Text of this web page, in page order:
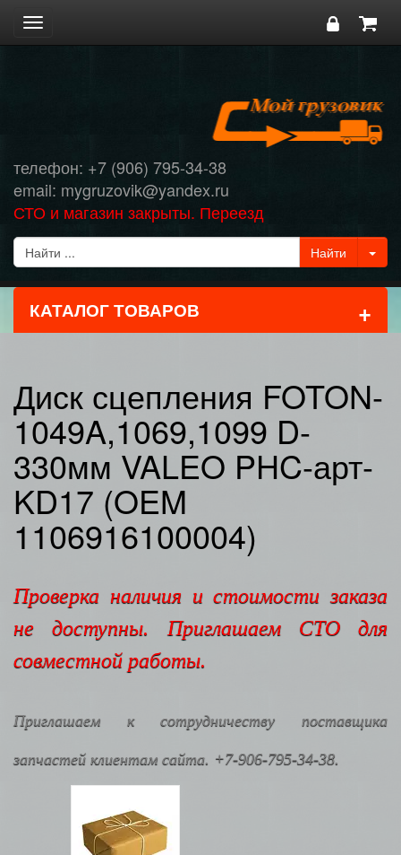
Toggle
navigation
телефон: +7 (906) 795-34-38
email: mygruzovik@yandex.ru
СТО и магазин закрыты. Переезд
КАТАЛОГ ТОВАРОВ +
Диск сцепления FOTON-
1049A,1069,1099 D-
330мм VALEO PHC-арт-
KD17 (OEM
1106916100004)
Проверка наличия и стоимости заказа
не доступны. Приглашаем СТО для
совместной работы.
Приглашаем к сотрудничеству поставщика
запчастей клиентам сайта. +7-906-795-34-38.